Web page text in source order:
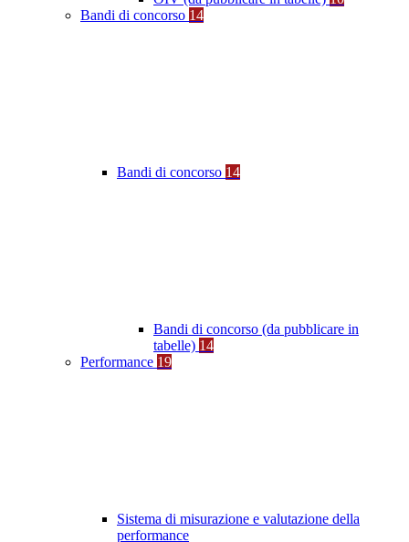
Bandi di concorso 14
Bandi di concorso 14
Bandi di concorso (da pubblicare in
tabelle) 14
Performance 19
Sistema di misurazione e valutazione della
performance